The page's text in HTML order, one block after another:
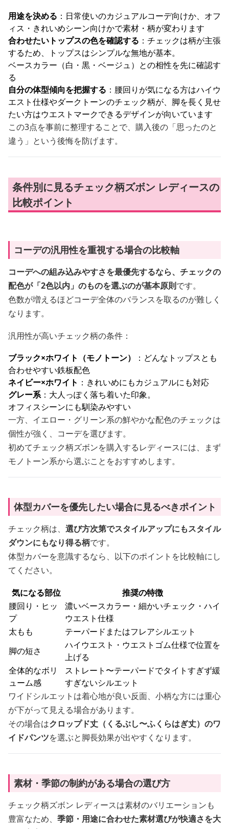
用途を決める ：日常使いのカジュアルコーデ向けか、オフ
ィス・きれいめシーン向けかで素材・柄が変わります
合わせたいトップスの色を確認する ：チェックは柄が主張
するため、トップスはシンプルな無地が基本。
ベースカラー（白・黒・ベージュ）との相性を先に確認す
る
自分の体型傾向を把握する ：腰回りが気になる方はハイウ
エスト仕様やダークトーンのチェック柄が、脚を長く見せ
たい方はウエストマークできるデザインが向いています
この3点を事前に整理することで、購入後の「思ったのと
違う」という後悔を防げます。
条件別に見るチェック柄ズボン レディースの
比較ポイント
コーデの汎用性を重視する場合の比較軸
コーデへの組み込みやすさを最優先するなら、チェックの
配色が「2色以内」のものを選ぶのが基本原則です。
色数が増えるほどコーデ全体のバランスを取るのが難しく
なります。
汎用性が高いチェック柄の条件：
ブラック×ホワイト（モノトーン）
：どんなトップスとも
合わせやすい鉄板配色
ネイビー×ホワイト ：きれいめにもカジュアルにも対応
グレー系：大人っぽく落ち着いた印象。
オフィスシーンにも馴染みやすい
一方、イエロー・グリーン系の鮮やかな配色のチェックは
個性が強く、コーデを選びます。
初めてチェック柄ズボンを購入するレディースには、まず
モノトーン系から選ぶことをおすすめします。
体型カバーを優先したい場合に見るべきポイント
チェック柄は、 選び方次第でスタイルアップにもスタイル
ダウンにもなり得る柄です。
体型カバーを意識するなら、以下のポイントを比較軸にし
てください。
気になる部位
推奨の特徴
腰回り・ヒッ
プ
濃いベースカラー・細かいチェック・ハイ
ウエスト仕様
太もも
テーパードまたはフレアシルエット
脚の短さ
ハイウエスト・ウエストゴム仕様で位置を
上げる
全体的なボリ
ューム感
ストレート〜テーパードでタイトすぎず緩
すぎないシルエット
ワイドシルエットは着心地が良い反面、小柄な方には重心
が下がって見える場合があります。
その場合はクロップド丈（くるぶし〜ふくらはぎ丈）のワ
イドパンツを選ぶと脚長効果が出やすくなります。
素材・季節の制約がある場合の選び方
チェック柄ズボン レディースは素材のバリエーションも
豊富なため、 季節・用途に合わせた素材選びが快適さを大